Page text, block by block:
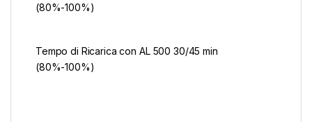
(80%-100%)
Tempo di Ricarica con AL 500 30/45 min
(80%-100%)